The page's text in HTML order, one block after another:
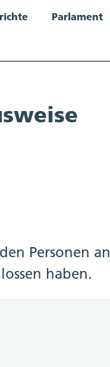
Parlament
Personen an
haben.